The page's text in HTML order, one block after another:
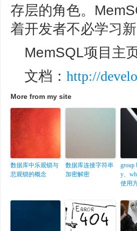
存层的角色。
着开发者不必学习新
MemSQL项目主
文档： http://
More from my site
数据库中乐观锁与
悲观锁的概念
数据库连接字符串
加密解密
group
y、
使用